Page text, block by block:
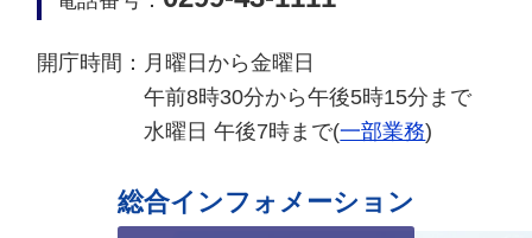
開庁時間： 月曜日から金曜日
午前8時30分から午後5時15分まで
水曜日 午後7時まで(一部業務)
総合インフォメーション